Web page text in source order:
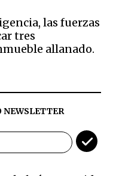
las fuerzas
tres
allanado.
NEWSLETTER